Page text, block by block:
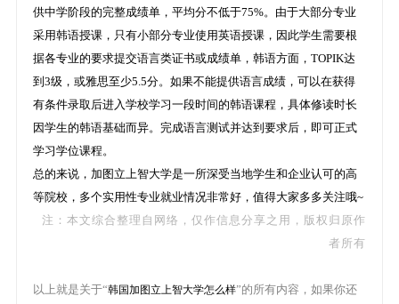
供中学阶段的完整成绩单，平均分不低于75%。由于大部分专业
采用韩语授课，只有小部分专业使用英语授课，因此学生需要根
据各专业的要求提交语言类证书或成绩单，韩语方面，TOPIK达
到3级，或雅思至少5.5分。如果不能提供语言成绩，可以在获得
有条件录取后进入学校学习一段时间的韩语课程，具体修读时长
因学生的韩语基础而异。完成语言测试并达到要求后，即可正式
学习学位课程。
总的来说，加图立上智大学是一所深受当地学生和企业认可的高
等院校，多个实用性专业就业情况非常好，值得大家多多关注哦~
注：本文综合整理自网络，仅作信息分享之用，版权归原作
者所有
以上就是关于“韩国加图立上智大学怎么样”的所有内容，如果你还